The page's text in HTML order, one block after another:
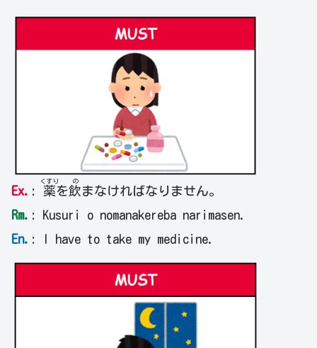
Ex. : 薬
くすり
を飲
の
まなければなりません。
Rm. : Kusuri o nomanakereba narimasen.
En. : I have to take my medicine.